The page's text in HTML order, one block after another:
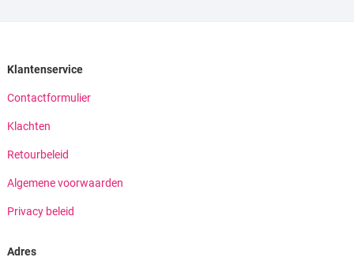
Klantenservice
Contactformulier
Klachten
Retourbeleid
Algemene voorwaarden
Privacy beleid
Adres